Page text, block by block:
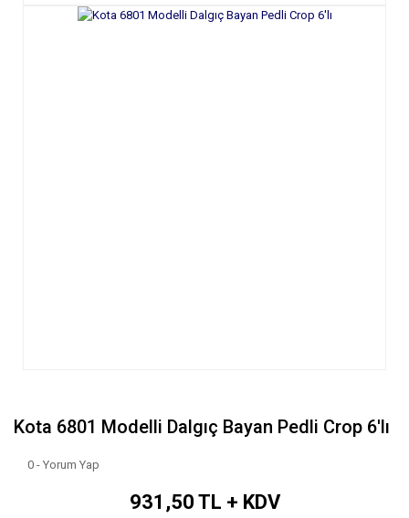
Kota 6801 Modelli Dalgıç Bayan Pedli Crop 6'lı
0 - Yorum Yap
931,50 TL + KDV